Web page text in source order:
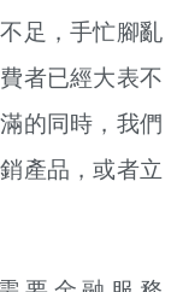
足，手忙腳亂
者已經大表不
的同時，我們
產品，或者立